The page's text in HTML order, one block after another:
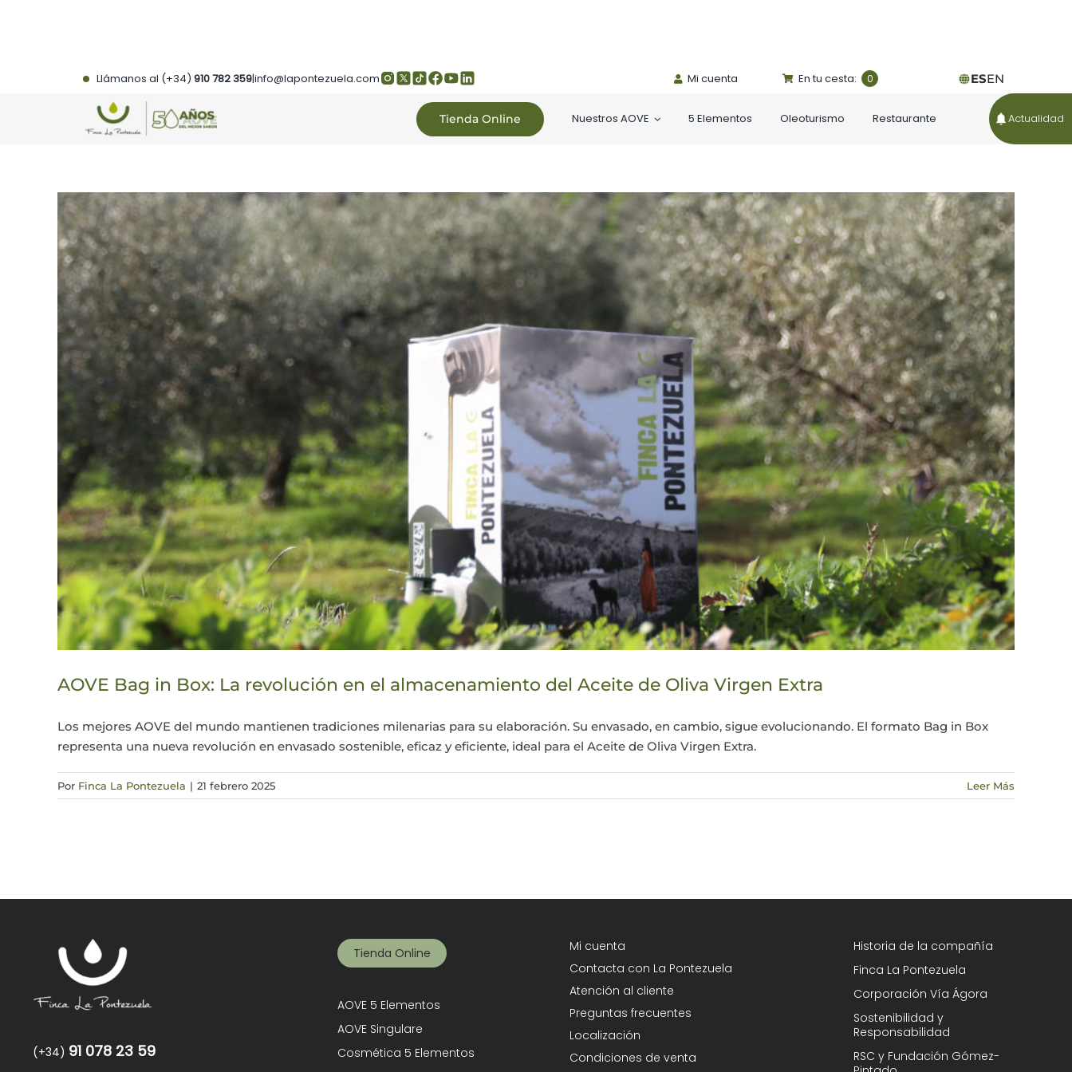
Llámanos al (+34) 910 782 359|info@lapontezuela.com Mi cuenta En tu cesta: 0 ESEN
Tienda Online Nuestros AOVE 5 Elementos Oleoturismo Restaurante Actualidad
AOVE Bag in Box: La revolución en el almacenamiento del Aceite de Oliva Virgen Extra
Los mejores AOVE del mundo mantienen tradiciones milenarias para su elaboración. Su envasado, en cambio, sigue evolucionando. El formato Bag in Box
representa una nueva revolución en envasado sostenible, eficaz y eficiente, ideal para el Aceite de Oliva Virgen Extra.
Por Finca La Pontezuela | 21 febrero 2025 Leer Más
(+34) 91 078 23 59
Tienda Online
AOVE 5 Elementos
AOVE Singulare
Cosmética 5 Elementos
Mi cuenta
Contacta con La Pontezuela
Atención al cliente
Preguntas frecuentes
Localización
Condiciones de venta
Historia de la compañía
Finca La Pontezuela
Corporación Vía Ágora
Sostenibilidad y
Responsabilidad
RSC y Fundación Gómez-